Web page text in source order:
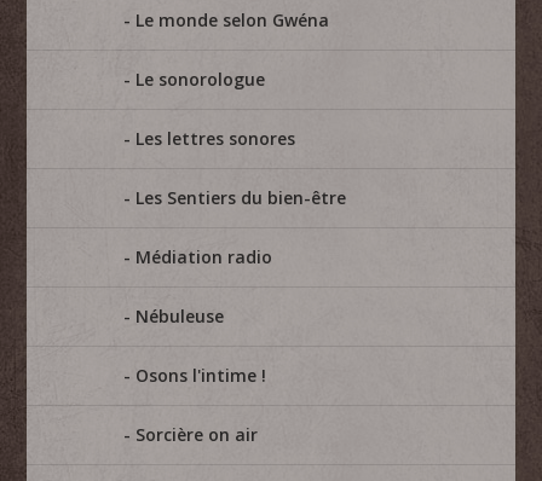
Le monde selon Gwéna
Le sonorologue
Les lettres sonores
Les Sentiers du bien-être
Médiation radio
Nébuleuse
Osons l'intime !
Sorcière on air